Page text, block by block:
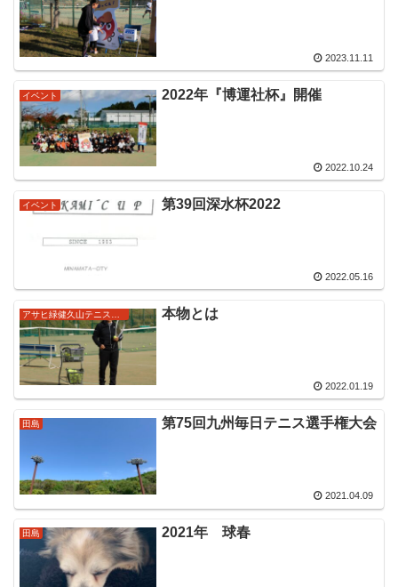
2023.11.11
イベント 2022年『博運社杯』開催
2022.10.24
イベント 第39回深水杯2022
2022.05.16
本物とは
2022.01.19
田島 第75回九州毎日テニス選手権大会
2021.04.09
田島 2021年 球春